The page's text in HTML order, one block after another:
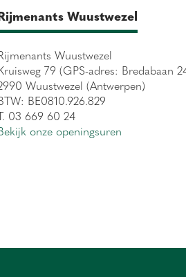
Wuustwezel
Wuustwezel
79 (GPS-adres: Bredabaan
Wuustwezel (Antwerpen)
BE0810.926.829
03 669 60 24
onze openingsuren